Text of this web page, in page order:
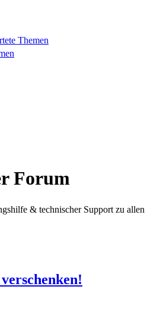
Themen
Forum
& technischer Support zu allen